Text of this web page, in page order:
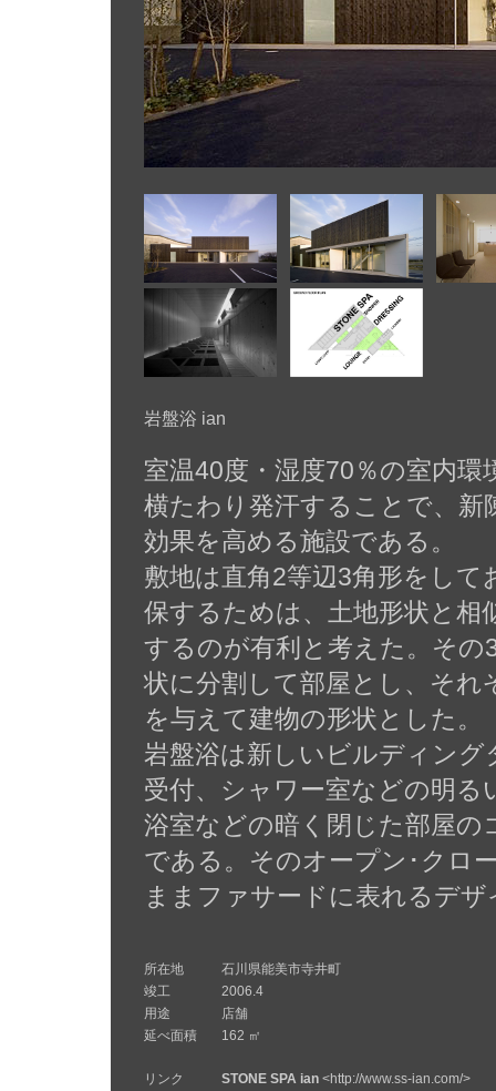
岩盤浴 ian
室温40度・湿度70％の室内
横たわり発汗することで、新
効果を高める施設である。
敷地は直角2等辺3角形をして
保するためは、土地形状と相
するのが有利と考えた。その
状に分割して部屋とし、それ
を与えて建物の形状とした。
岩盤浴は新しいビルディン
受付、シャワー室などの明る
浴室などの暗く閉じた部屋の
である。そのオープン･クロ
ままファサードに表れるデ
所在地
石川県能美市寺井町
竣工
2006.4
用途
店舗
延べ面積
162 ㎡
リンク STONE SPA ian <http://www.ss-ian.com/>